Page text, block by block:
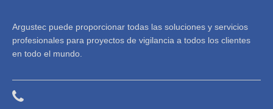
Argustec puede proporcionar todas las soluciones y servicios
profesionales para proyectos de vigilancia a todos los clientes
en todo el mundo.